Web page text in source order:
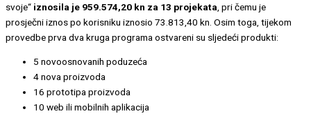
svoje“ iznosila je 959.574,20 kn za 13 projekata , pri čemu je
prosječni iznos po korisniku iznosio 73.813,40 kn. Osim toga, tijekom
provedbe prva dva kruga programa ostvareni su sljedeći produkti:
5 novoosnovanih poduzeća
4 nova proizvoda
16 prototipa proizvoda
10 web ili mobilnih aplikacija